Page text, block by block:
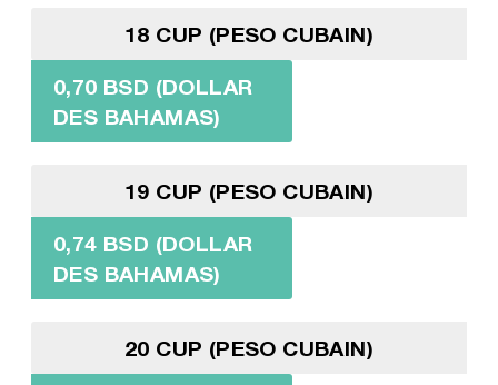
18 CUP (PESO CUBAIN)
0,70 BSD (DOLLAR
DES BAHAMAS)
19 CUP (PESO CUBAIN)
0,74 BSD (DOLLAR
DES BAHAMAS)
20 CUP (PESO CUBAIN)